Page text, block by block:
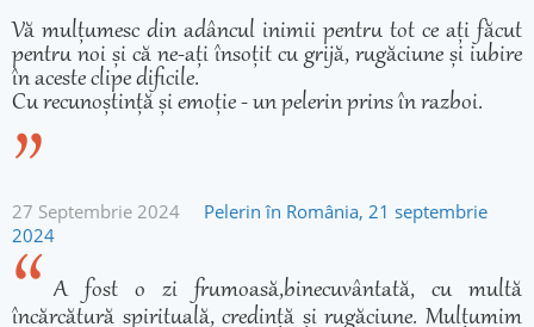
Vă mulțumesc din adâncul inimii pentru tot ce ați făcut
pentru noi și că ne-ați însoțit cu grijă, rugăciune și iubire
în aceste clipe dificile.
Cu recunoștință și emoție - un pelerin prins în razboi.
27 Septembrie 2024
Pelerin în România, 21 septembrie
2024
A fost o zi frumoasă,binecuvântată, cu multă
încărcătură spirituală, credință și rugăciune. Mulțumim